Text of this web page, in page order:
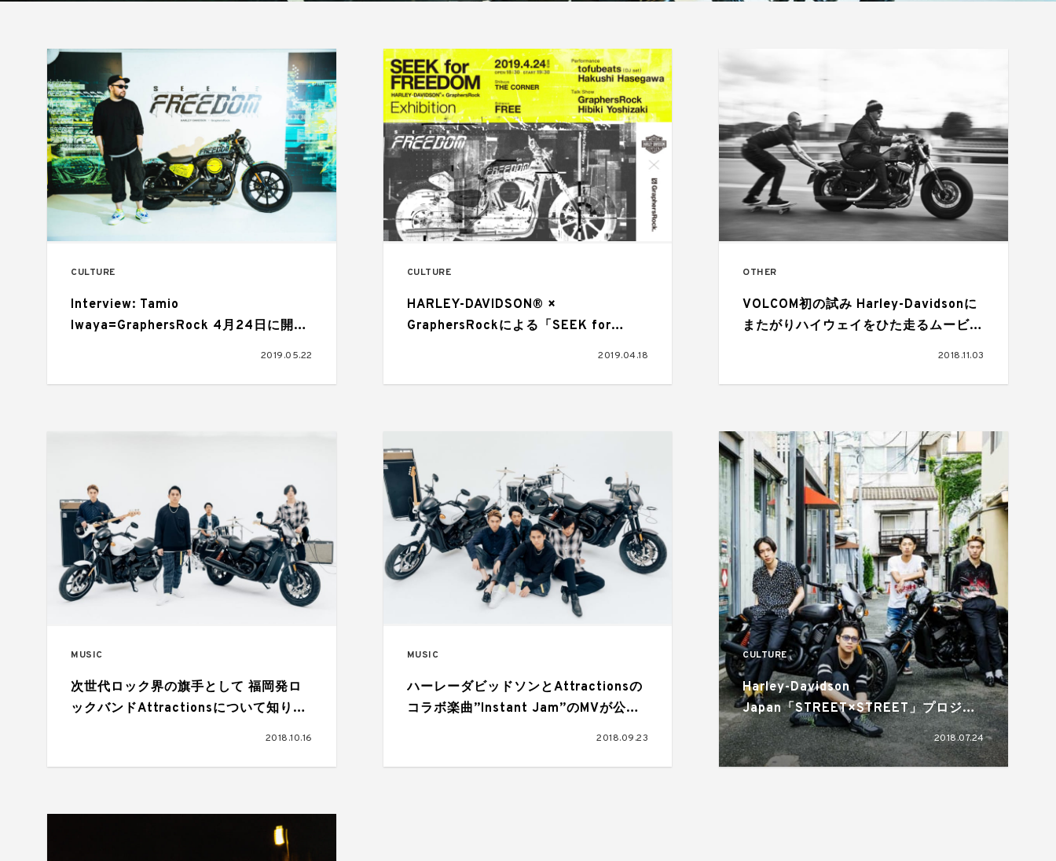
CULTURE
Interview: Tamio
Iwaya=GraphersRock 4月24日に開催
いて
2019.05.22
CULTURE
HARLEY-DAVIDSON® ×
GraphersRockによる「SEEK for
ォーマンスも
2019.04.18
OTHER
VOLCOM初の試み Harley-Davidsonに
またがりハイウェイをひた走るムービ
2018.11.03
MUSIC
次世代ロック界の旗手として 福岡発ロ
ックバンドAttractionsについて知りた
2018.10.16
MUSIC
ハーレーダビッドソンとAttractionsの
コラボ楽曲”Instant Jam”のMVが公開
2018.09.23
CULTURE
Harley-Davidson
Japan「STREET×STREET」プロジェ
クトの第二章が始動、キャンペーンヒー
ローはAttractionsに決定
2018.07.24